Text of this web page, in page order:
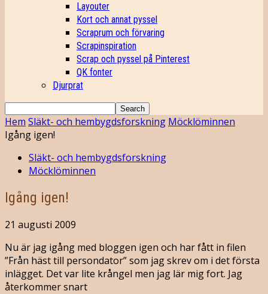
Layouter
Kort och annat pyssel
Scraprum och förvaring
Scrapinspiration
Scrap och pyssel på Pinterest
QK fonter
Djurprat
Hem Släkt- och hembygdsforskning Möcklöminnen
Igång igen!
Släkt- och hembygdsforskning
Möcklöminnen
Igång igen!
21 augusti 2009
Nu är jag igång med bloggen igen och har fått in filen
”Från häst till persondator” som jag skrev om i det första
inlägget. Det var lite krångel men jag lär mig fort. Jag
återkommer snart